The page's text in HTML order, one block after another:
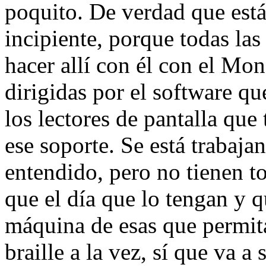
poquito. De verdad que
incipiente, porque todas
hacer allí con él con el
dirigidas por el software
los lectores de pantalla
ese soporte. Se está
entendido, pero no tienen
que el día que lo tengan y
máquina de esas que
braille a la vez, sí que va a